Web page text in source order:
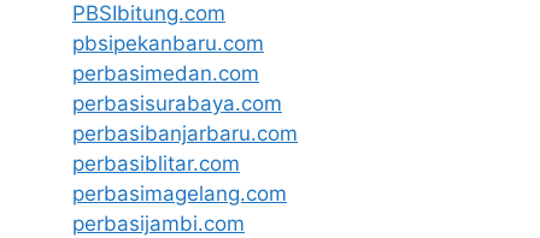
PBSIbitung.com
pbsipekanbaru.com
perbasimedan.com
perbasisurabaya.com
perbasibanjarbaru.com
perbasiblitar.com
perbasimagelang.com
perbasijambi.com